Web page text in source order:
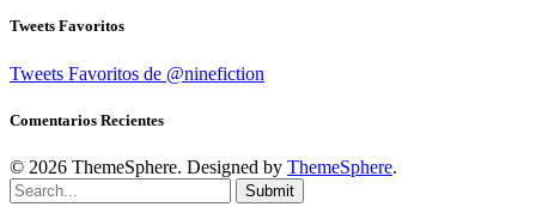
Tweets Favoritos
Tweets Favoritos de @ninefiction
Comentarios Recientes
© 2026 ThemeSphere. Designed by ThemeSphere.
Submit